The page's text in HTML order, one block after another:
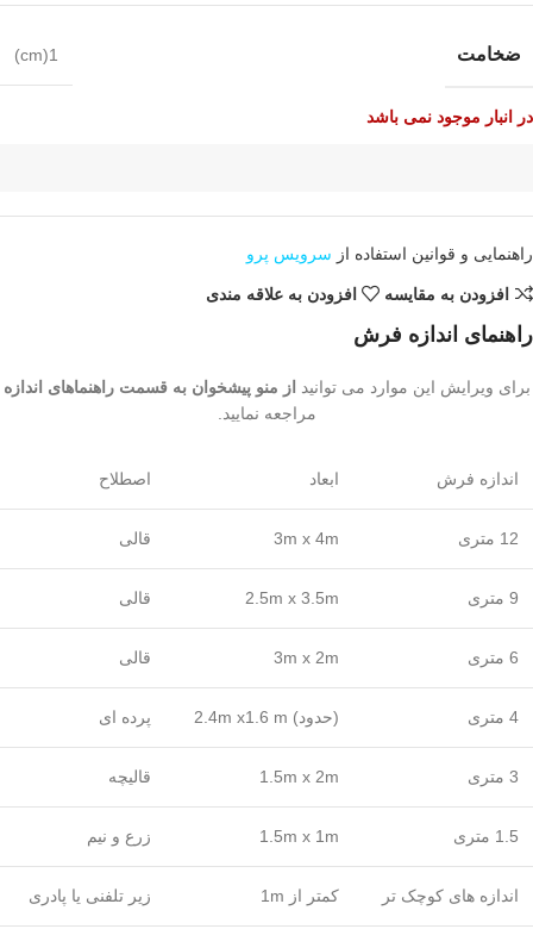
ضخامت 1(cm)
در انبار موجود نمی باشد
راهنمایی و قوانین استفاده از سرویس پرو
افزودن به مقایسه افزودن به علاقه مندی
راهنمای اندازه فرش
برای ویرایش این موارد می توانید از منو پیشخوان به قسمت راهنماهای اندازه
مراجعه نمایید.
اندازه فرش ابعاد اصطلاح
12 متری 3m x 4m قالی
9 متری 2.5m x 3.5m قالی
6 متری 3m x 2m قالی
4 متری (حدود) 2.4m x1.6 m پرده ای
3 متری 1.5m x 2m قالیچه
1.5 متری 1.5m x 1m زرع و نیم
اندازه های کوچک تر کمتر از 1m زیر تلفنی یا پادری